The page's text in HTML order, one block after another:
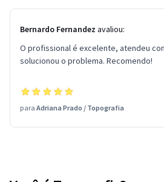
Bernardo Fernandez avaliou:
O profissional é excelente, atendeu
solucionou o problema. Recomendo!
para Adriana Prado / Topografia